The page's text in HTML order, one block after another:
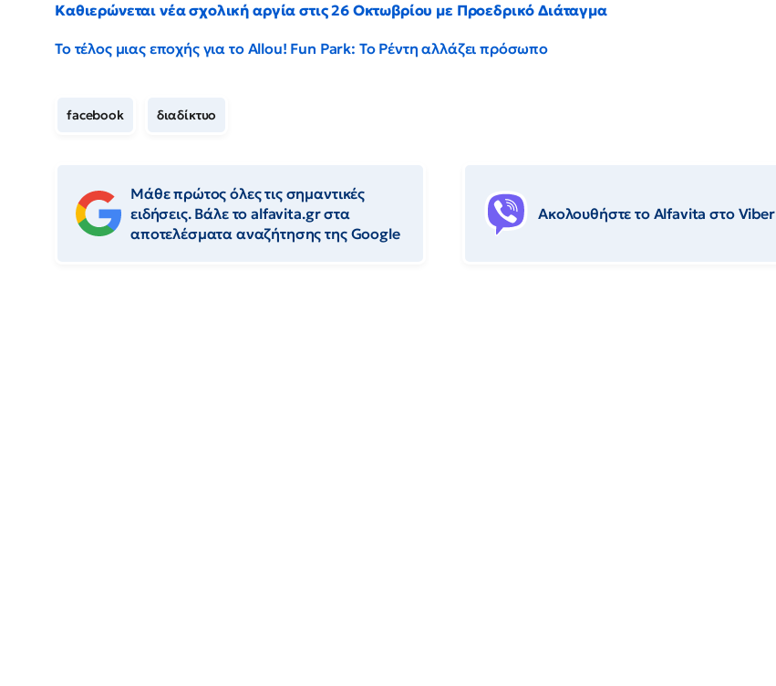
Καθιερώνεται νέα σχολική αργία στις 26 Οκτωβρίου με Προεδρικό Διάταγμα
Το τέλος μιας εποχής για το Allou! Fun Park: Το Ρέντη αλλάζει πρόσωπο
facebook διαδίκτυο
Μάθε πρώτος όλες τις σημαντικές
ειδήσεις. Βάλε το alfavita.gr στα
αποτελέσματα αναζήτησης της Google
Ακολουθήστε το Αlfavita στο Viber